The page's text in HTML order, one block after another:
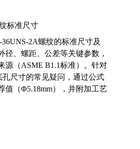
标准尺寸
2A螺纹的标准尺寸及
径、螺距、公差等关键参数，
源（ASME B1.1标准）。针对
孔尺寸的常见疑问，通过公式
值（Φ5.18mm），并附加工艺